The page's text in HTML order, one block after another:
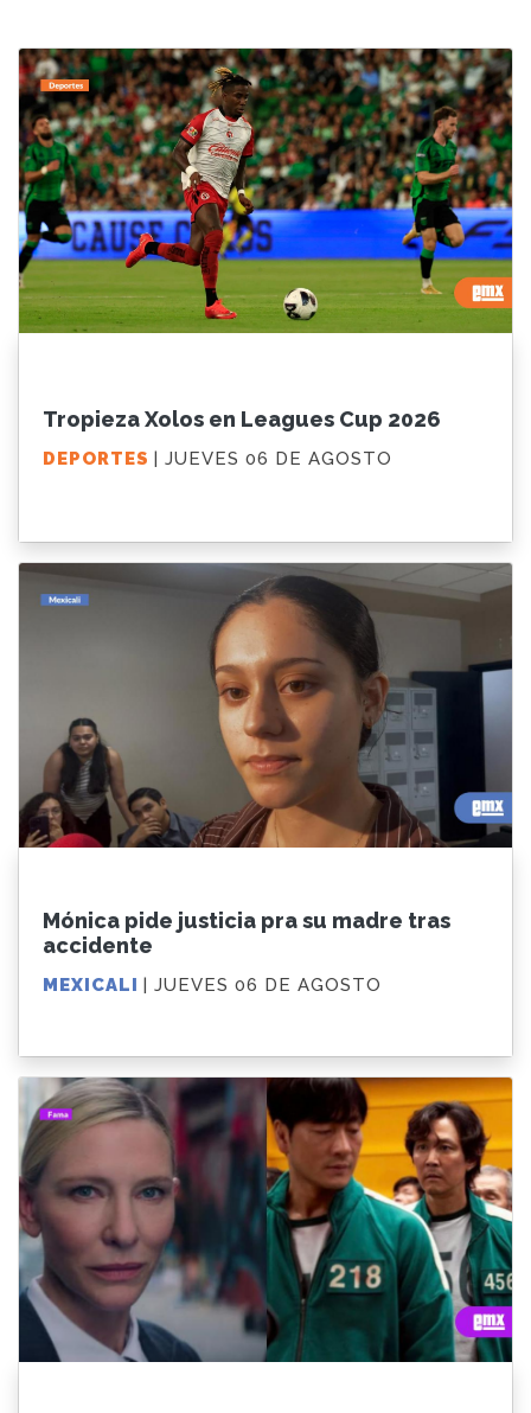
Tropieza Xolos en Leagues Cup 2026
DEPORTES | JUEVES 06 DE AGOSTO
Mónica pide justicia pra su madre tras
accidente
MEXICALI | JUEVES 06 DE AGOSTO